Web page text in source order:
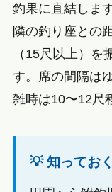
釣果に直結しま
隣の釣り座との
（15尺以上）
す。席の間隔は
雑時は10〜12尺
💡 知ってお